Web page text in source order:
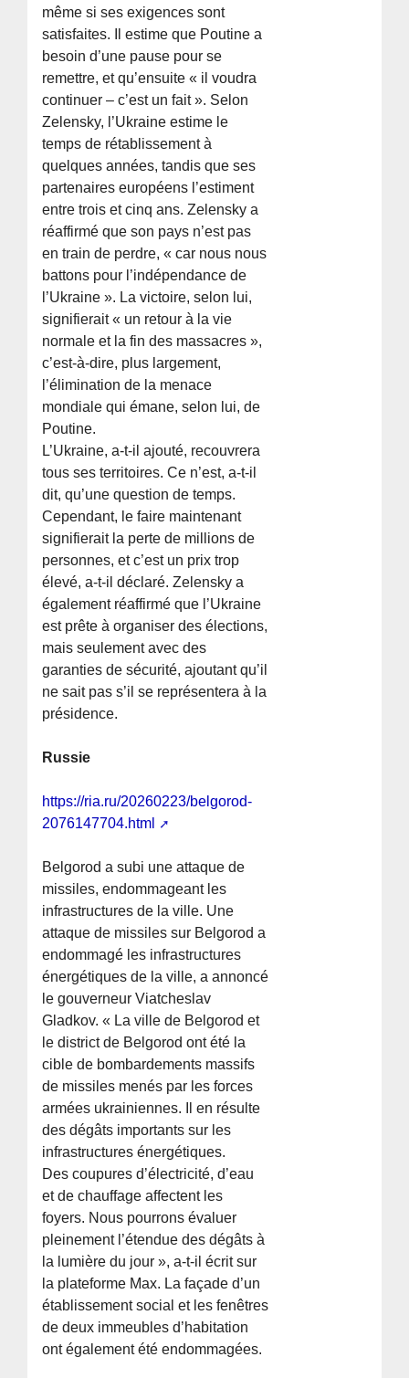
même si ses exigences sont
satisfaites. Il estime que Poutine a
besoin d’une pause pour se
remettre, et qu’ensuite « il voudra
continuer – c’est un fait ». Selon
Zelensky, l’Ukraine estime le
temps de rétablissement à
quelques années, tandis que ses
partenaires européens l’estiment
entre trois et cinq ans. Zelensky a
réaffirmé que son pays n’est pas
en train de perdre, « car nous nous
battons pour l’indépendance de
l’Ukraine ». La victoire, selon lui,
signifierait « un retour à la vie
normale et la fin des massacres »,
c’est-à-dire, plus largement,
l’élimination de la menace
mondiale qui émane, selon lui, de
Poutine.
L’Ukraine, a-t-il ajouté, recouvrera
tous ses territoires. Ce n’est, a-t-il
dit, qu’une question de temps.
Cependant, le faire maintenant
signifierait la perte de millions de
personnes, et c’est un prix trop
élevé, a-t-il déclaré. Zelensky a
également réaffirmé que l’Ukraine
est prête à organiser des élections,
mais seulement avec des
garanties de sécurité, ajoutant qu’il
ne sait pas s’il se représentera à la
présidence.
Russie
https://ria.ru/20260223/belgorod-
2076147704.html
Belgorod a subi une attaque de
missiles, endommageant les
infrastructures de la ville. Une
attaque de missiles sur Belgorod a
endommagé les infrastructures
énergétiques de la ville, a annoncé
le gouverneur Viatcheslav
Gladkov. « La ville de Belgorod et
le district de Belgorod ont été la
cible de bombardements massifs
de missiles menés par les forces
armées ukrainiennes. Il en résulte
des dégâts importants sur les
infrastructures énergétiques.
Des coupures d’électricité, d’eau
et de chauffage affectent les
foyers. Nous pourrons évaluer
pleinement l’étendue des dégâts à
la lumière du jour », a-t-il écrit sur
la plateforme Max. La façade d’un
établissement social et les fenêtres
de deux immeubles d’habitation
ont également été endommagées.